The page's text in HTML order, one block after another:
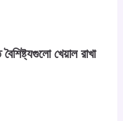
খেয়াল রাখা